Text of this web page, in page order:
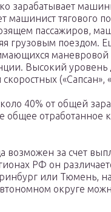
зарабатывает
машинист тягового
пассажиров,
грузовым поездом.
маневровой
Высокий уровень
(«Сапсан»,
40% от общей
общее отработанное
возможен за счет
РФ он
или Тюмень,
округе